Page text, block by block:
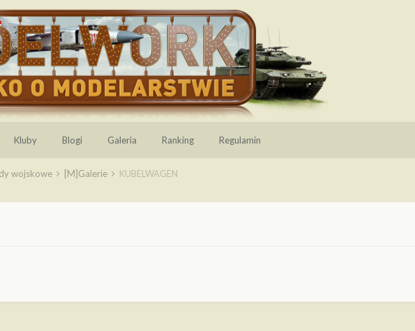
Kluby Blogi Galeria Ranking Regulamin
wojskowe [M]Galerie KUBELWAGEN